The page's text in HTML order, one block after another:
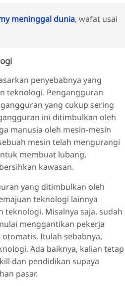
meninggal dunia, wafat usai
penyebabnya yang
teknologi. Pengangguran
yang cukup sering
ini ditimbulkan oleh
manusia oleh mesin-mesin
mesin telah mengurangi
membuat lubang,
kawasan.
yang ditimbulkan oleh
teknologi lainnya
Misalnya saja, sudah
menggantikan pekerja
Itulah sebabnya,
Ada baiknya, kalian tetap
dan pendidikan supaya
pasar.